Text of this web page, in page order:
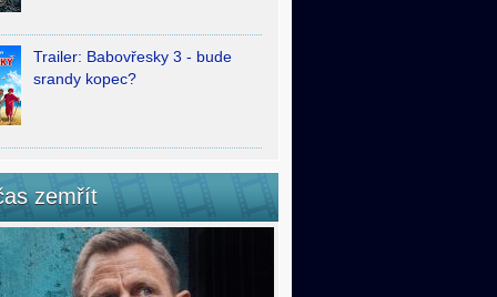
Trailer: Babovřesky 3 - bude
srandy kopec?
zemřít